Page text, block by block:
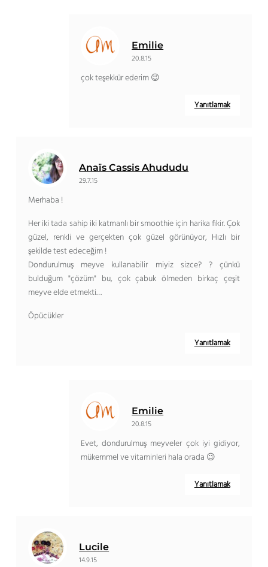
Emilie
20.8.15
çok teşekkür ederim 😉
Yanıtlamak
Anaïs Cassis Ahududu
29.7.15
Merhaba !
Her iki tada sahip iki katmanlı bir smoothie için harika fikir. Çok
güzel, renkli ve gerçekten çok güzel görünüyor, Hızlı bir
şekilde test edeceğim !
Dondurulmuş meyve kullanabilir miyiz sizce? ? çünkü
bulduğum "çözüm" bu, çok çabuk ölmeden birkaç çeşit
meyve elde etmekti…
Öpücükler
Yanıtlamak
Emilie
20.8.15
Evet, dondurulmuş meyveler çok iyi gidiyor,
mükemmel ve vitaminleri hala orada 😉
Yanıtlamak
Lucile
14.9.15